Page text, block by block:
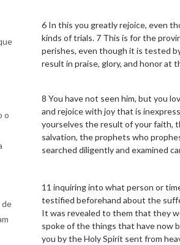
6 In this you greatly rejoice, even
kinds of trials. 7 This is for the
perishes, even though it is tested
result in praise, glory, and honor at
o
8 You have not seen him, but you
and rejoice with joy that is
yourselves the result of your faith,
salvation, the prophets who
searched diligently and examined
de
11 inquiring into what person or
testified beforehand about the
It was revealed to them that they
spoke of the things that have now
you by the Holy Spirit sent from